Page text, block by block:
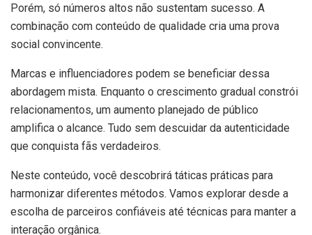
Porém, só números altos não sustentam sucesso. A
combinação com conteúdo de qualidade cria uma prova
social convincente.
Marcas e influenciadores podem se beneficiar dessa
abordagem mista. Enquanto o crescimento gradual constrói
relacionamentos, um aumento planejado de público
amplifica o alcance. Tudo sem descuidar da autenticidade
que conquista fãs verdadeiros.
Neste conteúdo, você descobrirá táticas práticas para
harmonizar diferentes métodos. Vamos explorar desde a
escolha de parceiros confiáveis até técnicas para manter a
interação orgânica.